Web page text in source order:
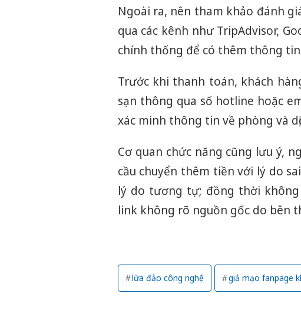
Ngoài ra, nên tham khảo đánh
qua các kênh như TripAdvisor,
chính thống để có thêm thông
Trước khi thanh toán, khách
sạn thông qua số hotline hoặc
xác minh thông tin về phòng và
Cơ quan chức năng cũng lưu ý,
cầu chuyển thêm tiền với lý do
lý do tương tự; đồng thời
link không rõ nguồn gốc do bên
lừa đảo công nghệ giả mạo fanpage